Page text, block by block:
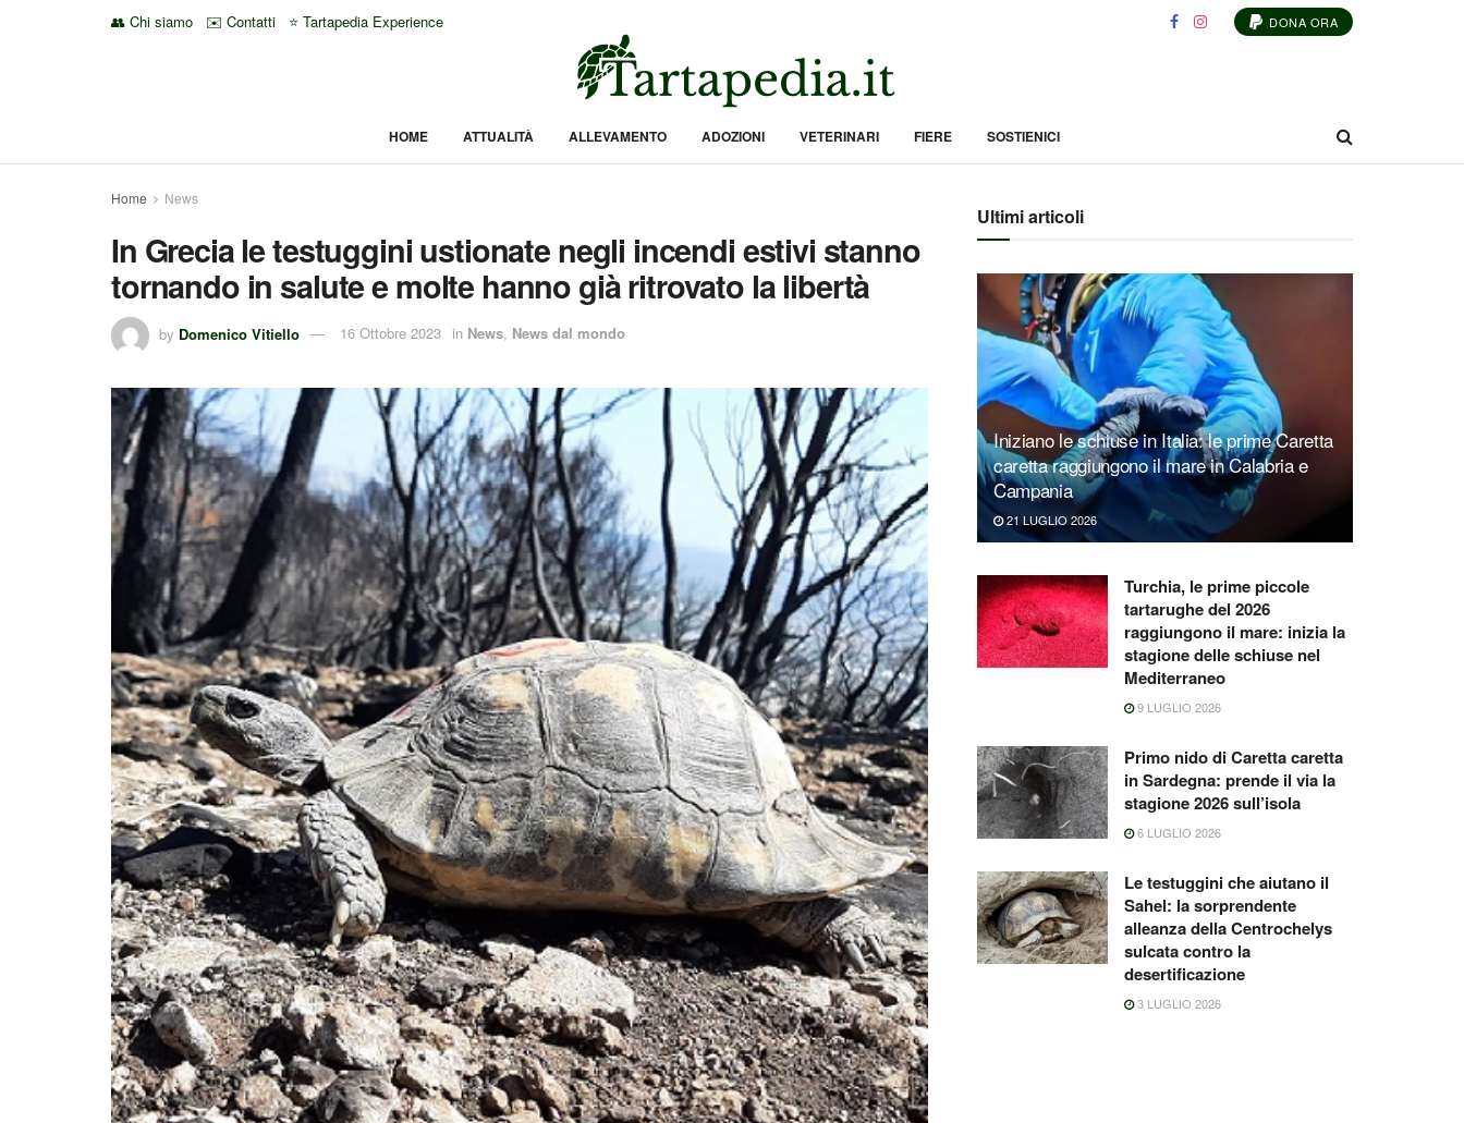
👥 Chi siamo ✉️ Contatti ⭐ Tartapedia Experience DONA ORA
HOME ATTUALITÀ ALLEVAMENTO ADOZIONI VETERINARI FIERE SOSTIENICI
Home News
In Grecia le testuggini ustionate negli incendi estivi stanno
tornando in salute e molte hanno già ritrovato la libertà
by Domenico Vitiello 16 Ottobre 2023 in News, News dal mondo
Ultimi articoli
Iniziano le schiuse in Italia: le prime Caretta
caretta raggiungono il mare in Calabria e
Campania
21 LUGLIO 2026
Turchia, le prime piccole
tartarughe del 2026
raggiungono il mare: inizia la
stagione delle schiuse nel
Mediterraneo
9 LUGLIO 2026
Primo nido di Caretta caretta
in Sardegna: prende il via la
stagione 2026 sull’isola
6 LUGLIO 2026
Le testuggini che aiutano il
Sahel: la sorprendente
alleanza della Centrochelys
sulcata contro la
desertificazione
3 LUGLIO 2026